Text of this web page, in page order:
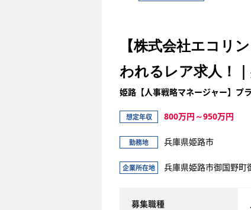
【株式会社エコリ
われるレア求人！
姫路【人事戦略マネージャー】プ
想定年収 800万円～950万円
勤務地 兵庫県姫路市
企業所在地 兵庫県姫路市御国野町
募集職種